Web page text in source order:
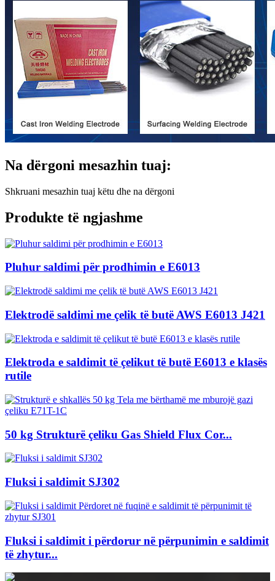
Na dërgoni mesazhin tuaj:
Shkruani mesazhin tuaj këtu dhe na dërgoni
Produkte të ngjashme
Pluhur saldimi për prodhimin e E6013
Elektrodë saldimi me çelik të butë AWS E6013 J421
Elektroda e saldimit të çelikut të butë E6013 e klasës
rutile
50 kg Strukturë çeliku Gas Shield Flux Cor...
Fluksi i saldimit SJ302
Fluksi i saldimit i përdorur në përpunimin e saldimit
të zhytur...